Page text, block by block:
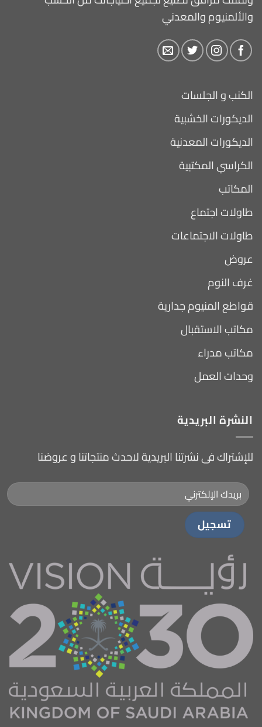
والألمنيوم والمعدني
الكنب و الجلسات
الديكورات الخشبية
الديكورات المعدنية
الكراسي المكتبية
المكاتب
طاولات اجتماع
طاولات الاجتماعات
عروض
غرف النوم
قواطع المنيوم جدارية
مكاتب الاستقبال
مكاتب مدراء
وحدات العمل
النشرة البريدية
للإشتراك فى نشرتنا البريدية لاحدث منتجاتنا و عروضنا